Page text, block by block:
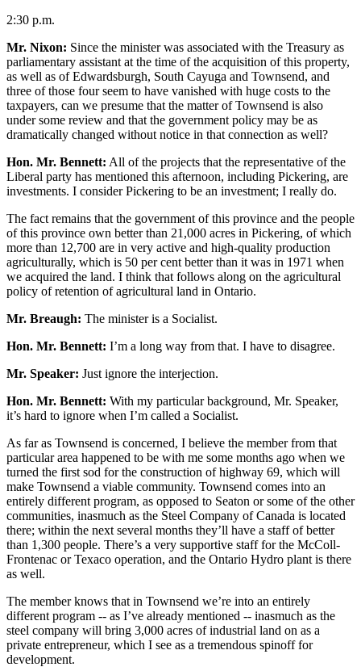
2:30 p.m.
Mr. Nixon: Since the minister was associated with the Treasury as
parliamentary assistant at the time of the acquisition of this property,
as well as of Edwardsburgh, South Cayuga and Townsend, and
three of those four seem to have vanished with huge costs to the
taxpayers, can we presume that the matter of Townsend is also
under some review and that the government policy may be as
dramatically changed without notice in that connection as well?
Hon. Mr. Bennett: All of the projects that the representative of the
Liberal party has mentioned this afternoon, including Pickering, are
investments. I consider Pickering to be an investment; I really do.
The fact remains that the government of this province and the people
of this province own better than 21,000 acres in Pickering, of which
more than 12,700 are in very active and high-quality production
agriculturally, which is 50 per cent better than it was in 1971 when
we acquired the land. I think that follows along on the agricultural
policy of retention of agricultural land in Ontario.
Mr. Breaugh: The minister is a Socialist.
Hon. Mr. Bennett: I’m a long way from that. I have to disagree.
Mr. Speaker: Just ignore the interjection.
Hon. Mr. Bennett: With my particular background, Mr. Speaker,
it’s hard to ignore when I’m called a Socialist.
As far as Townsend is concerned, I believe the member from that
particular area happened to be with me some months ago when we
turned the first sod for the construction of highway 69, which will
make Townsend a viable community. Townsend comes into an
entirely different program, as opposed to Seaton or some of the other
communities, inasmuch as the Steel Company of Canada is located
there; within the next several months they’ll have a staff of better
than 1,300 people. There’s a very supportive staff for the McColl-
Frontenac or Texaco operation, and the Ontario Hydro plant is there
as well.
The member knows that in Townsend we’re into an entirely
different program -- as I’ve already mentioned -- inasmuch as the
steel company will bring 3,000 acres of industrial land on as a
private entrepreneur, which I see as a tremendous spinoff for
development.